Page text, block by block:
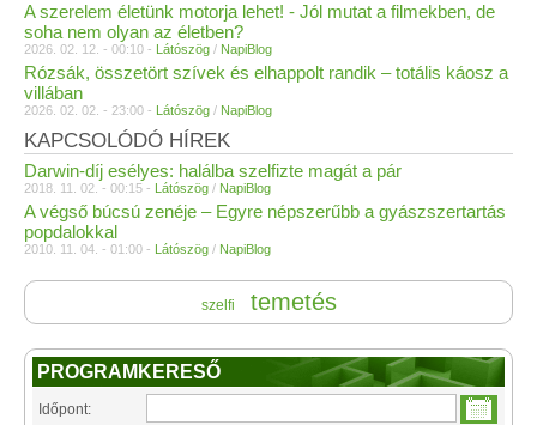
A szerelem életünk motorja lehet! - Jól mutat a filmekben, de
soha nem olyan az életben?
2026. 02. 12. - 00:10 - Látószög / NapiBlog
Rózsák, összetört szívek és elhappolt randik – totális káosz a
villában
2026. 02. 02. - 23:00 - Látószög / NapiBlog
KAPCSOLÓDÓ HÍREK
Darwin-díj esélyes: halálba szelfizte magát a pár
2018. 11. 02. - 00:15 - Látószög / NapiBlog
A végső búcsú zenéje – Egyre népszerűbb a gyászszertartás
popdalokkal
2010. 11. 04. - 01:00 - Látószög / NapiBlog
szelfi temetés
PROGRAMKERESŐ
Időpont: